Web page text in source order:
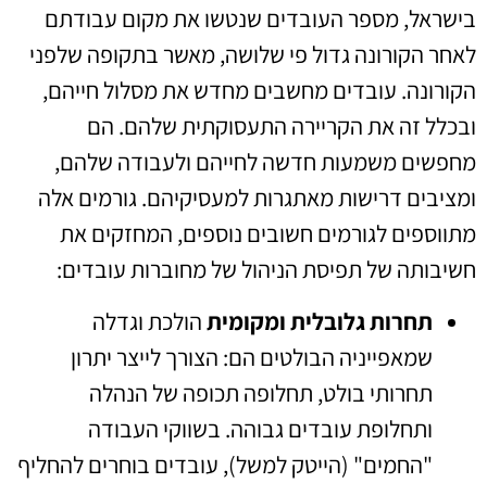
בישראל, מספר העובדים שנטשו את מקום עבודתם
לאחר הקורונה גדול פי שלושה, מאשר בתקופה שלפני
הקורונה. עובדים מחשבים מחדש את מסלול חייהם,
ובכלל זה את הקריירה התעסוקתית שלהם. הם
מחפשים משמעות חדשה לחייהם ולעבודה שלהם,
ומציבים דרישות מאתגרות למעסיקיהם. גורמים אלה
מתווספים לגורמים חשובים נוספים, המחזקים את
חשיבותה של תפיסת הניהול של מחוברות עובדים:
תחרות גלובלית ומקומיתהולכת וגדלה
שמאפייניה הבולטים הם: הצורך לייצר יתרון
תחרותי בולט, תחלופה תכופה של הנהלה
ותחלופת עובדים גבוהה. בשווקי העבודה
"החמים" (הייטק למשל), עובדים בוחרים להחליף